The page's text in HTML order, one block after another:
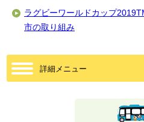
ラグビーワールドカップ
市の取り組み
詳細メニュー